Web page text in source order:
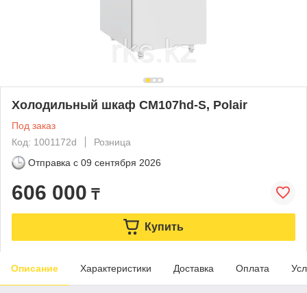
Холодильный шкаф CM107hd-S, Polair
Под заказ
Код: 1001172d
Розница
Отправка с 09 сентября 2026
606 000 ₸
Купить
Описание Характеристики Доставка Оплата